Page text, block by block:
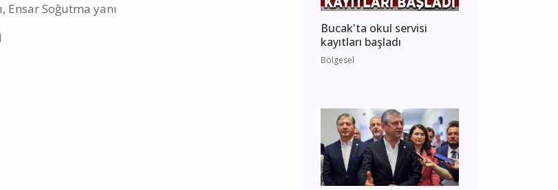
Ensar Soğutma yanı
Bucak'ta okul servisi
kayıtları başladı
Bölgesel